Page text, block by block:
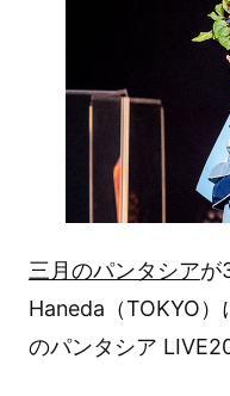
三月のパンタシアが
Haneda（TOKYO）
のパンタシア